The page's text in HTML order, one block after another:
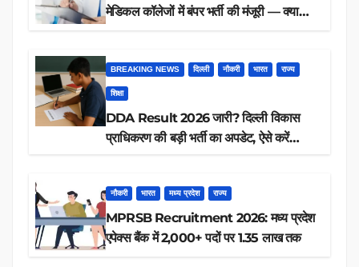
मेडिकल कॉलेजों में बंपर भर्ती की मंजूरी — क्या
BREAKING NEWS दिल्ली नौकरी भारत राज्य
शिक्षा
DDA Result 2026 जारी? दिल्ली विकास
प्राधिकरण की बड़ी भर्ती का अपडेट, ऐसे करें
नौकरी भारत मध्य प्रदेश राज्य
MPRSB Recruitment 2026: मध्य प्रदेश
एपेक्स बैंक में 2,000+ पदों पर 1.35 लाख तक